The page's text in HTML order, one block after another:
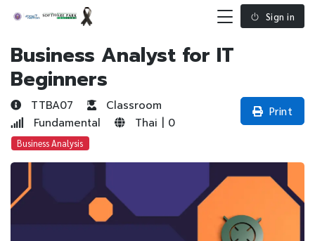
Sign in
Business Analyst for IT
Beginners
TTBA07
Classroom
Fundamental
Thai | 0
Business Analysis
Print